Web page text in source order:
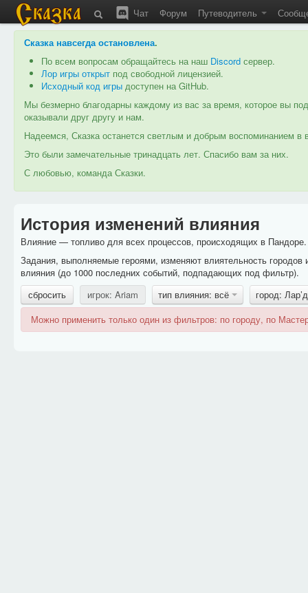
Чат Форум Путеводитель
Сказка навсегда остановлена.
По всем вопросам обращайтесь на наш Discord сервер.
Лор игры открыт под свободной лицензией.
Исходный код игры доступен на GitHub.
Мы безмерно благодарны каждому из вас за время, которое вы
оказывали друг другу и нам.
Надеемся, Сказка останется светлым и добрым воспоминанием
Это были замечательные тринадцать лет. Спасибо вам за них.
С любовью, команда Сказки.
История изменений влияния
Влияние — топливо для всех процессов, происходящих в
Задания, выполняемые героями, изменяют влиятельность
влияния (до 1000 последних событий, подпадающих под фильтр).
сбросить
игрок: Ariam тип влияния: всё
город:
Можно применить только один из фильтров: по городу, по